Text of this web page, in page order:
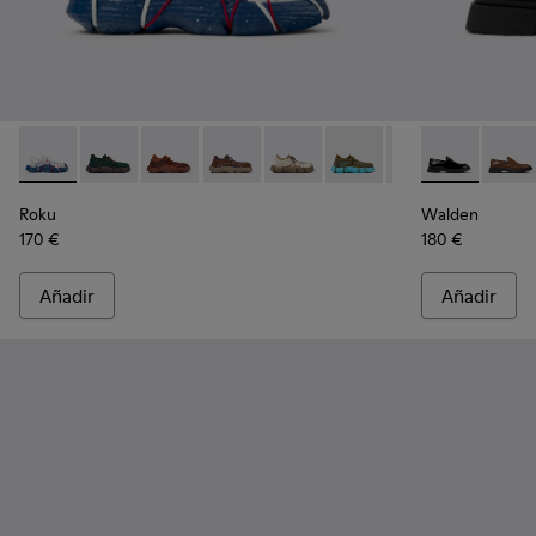
Roku - K100953-014 - Sneakers de tejido multicolor para
Roku - K100953-012
Roku - K100953-010
Roku - K100953-009
Roku - K100953-008
Roku - K100953-007
Roku -Roku -
Roku
170 €
Añadir
Walden -
Walden
180 €
Añadir